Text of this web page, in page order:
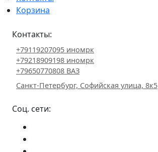
Корзина
Контакты:
+79119207095 иномрк
+79218909198 иномрк
+79650770808 ВАЗ
Санкт-Петербург, Софийская улица, 8к5
Соц. сети: